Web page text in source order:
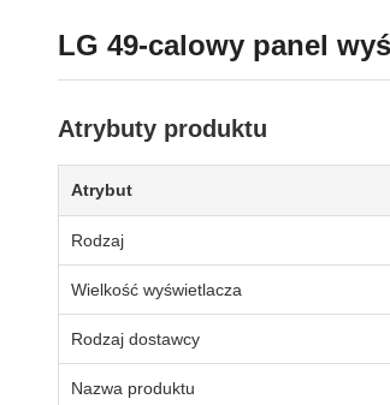
LG 49-calowy panel
Atrybuty produktu
Atrybut
Rodzaj
Wielkość wyświetlacza
Rodzaj dostawcy
Nazwa produktu